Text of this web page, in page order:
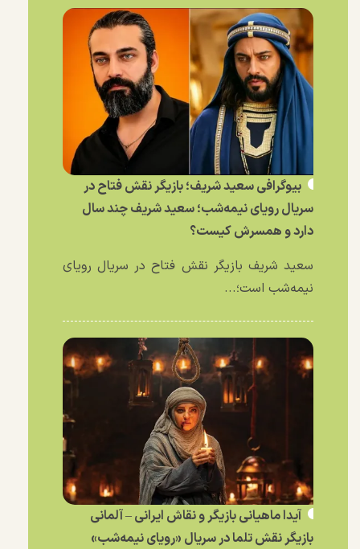
بیوگرافی سعید شریف؛ بازیگر نقش فتاح در
سریال رویای نیمه‌شب؛ سعید شریف چند سال
دارد و همسرش کیست؟
سعید شریف بازیگر نقش فتاح در سریال رویای
نیمه‌شب است؛...
آیدا ماهیانی بازیگر و نقاش ایرانی – آلمانی
بازیگر نقش تلما در سریال «رویای نیمه‌شب»